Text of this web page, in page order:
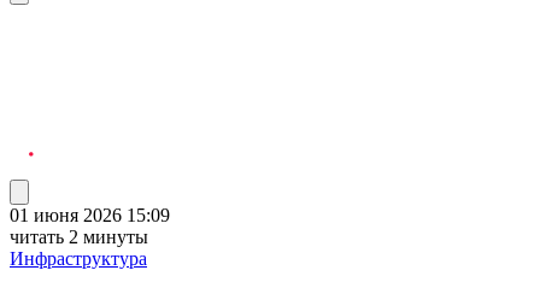
01 июня 2026 15:09
читать 2 минуты
Инфраструктура